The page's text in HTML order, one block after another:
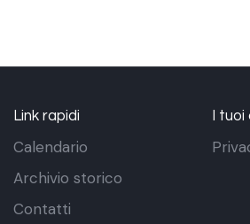
Link rapidi
Calendario
Archivio storico
Contatti
I